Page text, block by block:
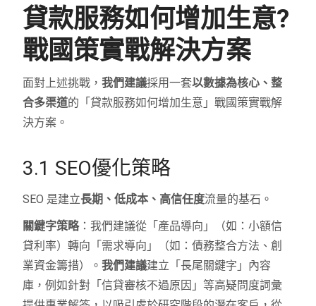
貸款服務如何增加生意?
戰國策實戰解決方案
面對上述挑戰，我們建議採用一套以數據為核心、整
合多渠道的「貸款服務如何增加生意」戰國策實戰解
決方案。
3.1 SEO優化策略
SEO 是建立長期、低成本、高信任度流量的基石。
關鍵字策略：我們建議從「產品導向」（如：小額信
貸利率）轉向「需求導向」（如：債務整合方法、創
業資金籌措）。我們建議建立「長尾關鍵字」內容
庫，例如針對「信貸審核不過原因」等高疑問度詞彙